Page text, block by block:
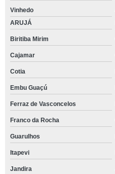
Vinhedo
ARUJÁ
Biritiba Mirim
Cajamar
Cotia
Embu Guaçú
Ferraz de Vasconcelos
Franco da Rocha
Guarulhos
Itapevi
Jandira